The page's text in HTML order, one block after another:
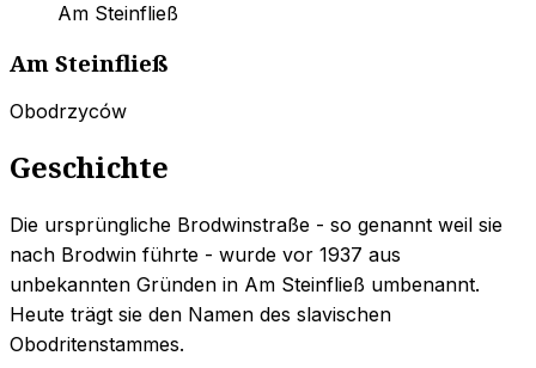
Am Steinfließ
Am Steinfließ
Obodrzyców
Geschichte
Die ursprüngliche Brodwinstraße - so genannt weil sie
nach Brodwin führte - wurde vor 1937 aus
unbekannten Gründen in Am Steinfließ umbenannt.
Heute trägt sie den Namen des slavischen
Obodritenstammes.